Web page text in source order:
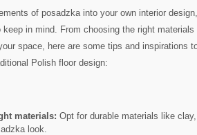
of posadzka into your‌ own interior
​keep in mind. From choosing ‍the right
space, ⁢here are ‌some tips and inspirations
Polish‌ floor design:
⁤materials: Opt for durable materials like
look.